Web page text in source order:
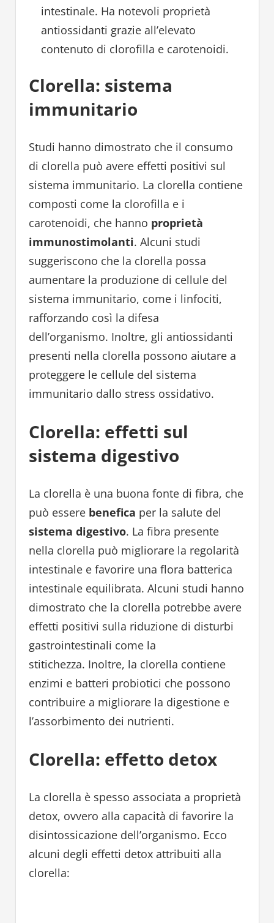
intestinale. Ha notevoli proprietà
antiossidanti grazie all’elevato
contenuto di clorofilla e carotenoidi.
Clorella: sistema
immunitario
Studi hanno dimostrato che il consumo
di clorella può avere effetti positivi sul
sistema immunitario. La clorella contiene
composti come la clorofilla e i
carotenoidi, che hanno proprietà
immunostimolanti. Alcuni studi
suggeriscono che la clorella possa
aumentare la produzione di cellule del
sistema immunitario, come i linfociti,
rafforzando così la difesa
dell’organismo. Inoltre, gli antiossidanti
presenti nella clorella possono aiutare a
proteggere le cellule del sistema
immunitario dallo stress ossidativo.
Clorella: effetti sul
sistema digestivo
La clorella è una buona fonte di fibra, che
può essere benefica per la salute del
sistema digestivo. La fibra presente
nella clorella può migliorare la regolarità
intestinale e favorire una flora batterica
intestinale equilibrata. Alcuni studi hanno
dimostrato che la clorella potrebbe avere
effetti positivi sulla riduzione di disturbi
gastrointestinali come la
stitichezza. Inoltre, la clorella contiene
enzimi e batteri probiotici che possono
contribuire a migliorare la digestione e
l’assorbimento dei nutrienti.
Clorella: effetto detox
La clorella è spesso associata a proprietà
detox, ovvero alla capacità di favorire la
disintossicazione dell’organismo. Ecco
alcuni degli effetti detox attribuiti alla
clorella: